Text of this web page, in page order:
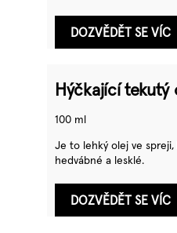
DOZVĚDĚT SE VÍC
Hýčkající tekutý
100 ml
Je to lehký olej ve spreji,
hedvábné a lesklé.
DOZVĚDĚT SE VÍC